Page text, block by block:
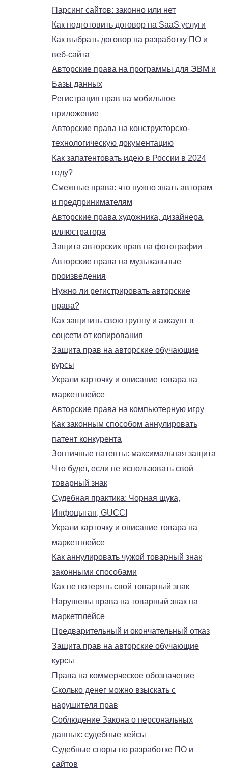
Парсинг сайтов: законно или нет
Как подготовить договор на SaaS услуги
Как выбрать договор на разработку ПО и
веб-сайта
Авторские права на программы для ЭВМ и
Базы данных
Регистрация прав на мобильное
приложение
Авторские права на конструкторско-
технологическую документацию
Как запатентовать идею в России в 2024
году?
Смежные права: что нужно знать авторам
и предпринимателям
Авторские права художника, дизайнера,
иллюстратора
Защита авторских прав на фотографии
Авторские права на музыкальные
произведения
Нужно ли регистрировать авторские
права?
Как защитить свою группу и аккаунт в
соцсети от копирования
Защита прав на авторские обучающие
курсы
Украли карточку и описание товара на
маркетплейсе
Авторские права на компьютерную игру
Как законным способом аннулировать
патент конкурента
Зонтичные патенты: максимальная защита
Что будет, если не использовать свой
товарный знак
Судебная практика: Чорная щука,
Инфоцыган, GUCCI
Украли карточку и описание товара на
маркетплейсе
Как аннулировать чужой товарный знак
законными способами
Как не потерять свой товарный знак
Нарушены права на товарный знак на
маркетплейсе
Предварительный и окончательный отказ
Защита прав на авторские обучающие
курсы
Права на коммерческое обозначение
Сколько денег можно взыскать с
нарушителя прав
Соблюдение Закона о персональных
данных: судебные кейсы
Судебные споры по разработке ПО и
сайтов